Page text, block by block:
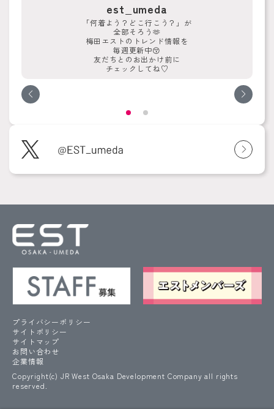
est_umeda
「何着よう？どこ行こう？」が
全部そろう🫶
梅田エストのトレンド情報を
毎週更新中😚
友だちとのお出かけ前に
チェックしてね♡
プライバシーポリシー
サイトポリシー
サイトマップ
お問い合わせ
企業情報
Copyright(c) JR West Osaka Development Company all rights
reserved.